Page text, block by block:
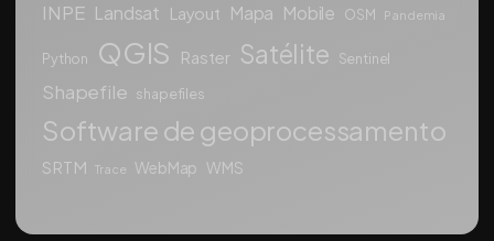
INPE Landsat Layout Mapa Mobile OSM Pandemia
Python QGIS Raster Satélite Sentinel
Shapefile shapefiles
Software de geoprocessamento
SRTM Trace WebMap WMS